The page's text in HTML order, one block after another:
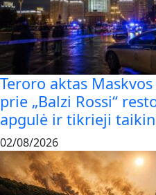
Teroro aktas
prie „Balzi Rossi“
apgulė ir tikrieji
02/08/2026